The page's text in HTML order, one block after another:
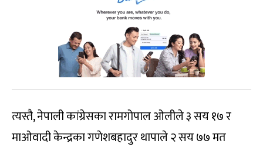
त्यस्तै, नेपाली कांग्रेसका रामगोपाल ओलीले ३ सय १७ र
माओवादी केन्द्रका गणेशबहादुर थापाले २ सय ७७ मत